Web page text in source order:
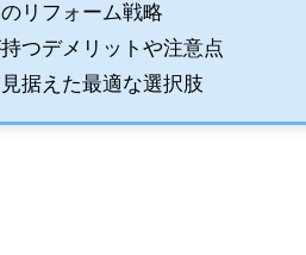
リフォーム戦略
つデメリットや注意点
据えた最適な選択肢